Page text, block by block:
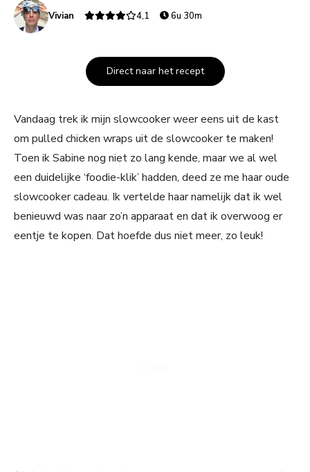
Vivian 4,1 6u 30m
Direct naar het recept
Vandaag trek ik mijn slowcooker weer eens uit de kast
om pulled chicken wraps uit de slowcooker te maken!
Toen ik Sabine nog niet zo lang kende, maar we al wel
een duidelijke ‘foodie-klik’ hadden, deed ze me haar oude
slowcooker cadeau. Ik vertelde haar namelijk dat ik wel
benieuwd was naar zo’n apparaat en dat ik overwoog er
eentje te kopen. Dat hoefde dus niet meer, zo leuk!